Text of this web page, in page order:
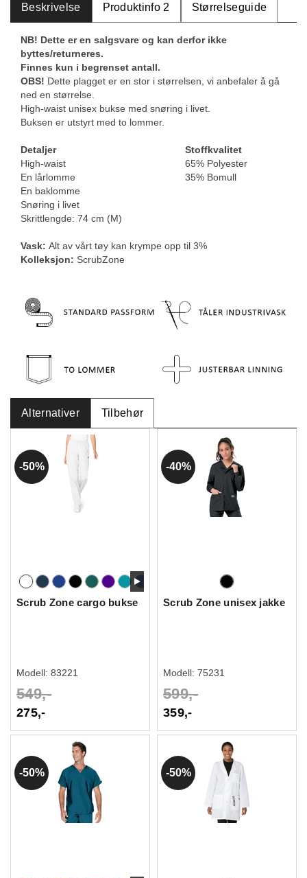
Beskrivelse Produktinfo 2 Størrelseguide
NB! Dette er en salgsvare og kan derfor ikke
byttes/returneres.
Finnes kun i begrenset antall.
OBS! Dette plagget er en stor i størrelsen, vi anbefaler å gå
ned en størrelse.
High-waist unisex bukse med snøring i livet.
Buksen er utstyrt med to lommer.
Detaljer
Stoffkvalitet
High-waist
65% Polyester
En lårlomme
35% Bomull
En baklomme
Snøring i livet
Skrittlengde: 74 cm (M)
Vask: Alt av vårt tøy kan krympe opp til 3%
Kolleksjon: ScrubZone
Alternativer Tilbehør
50%
Scrub Zone cargo bukse
Modell: 83221
549,-
275,-
40%
Scrub Zone unisex jakke
Modell: 75231
599,-
359,-
50% 50%